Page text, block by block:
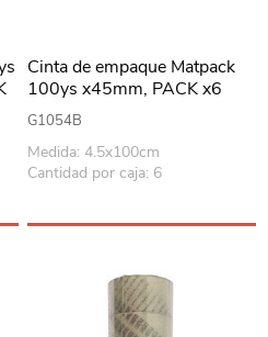
Cinta de empaque Matpack
100ys x45mm, PACK x6
rollos, TRANSPARENTE
G1054B
Medida: 4.5x100cm
Cantidad por caja: 6